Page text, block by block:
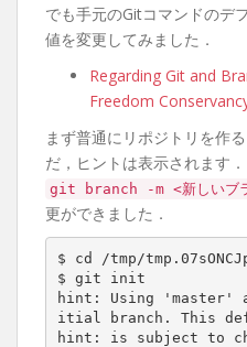
でも手元のGitコマンドのデ
値を変更してみました．
Regarding Git and
Freedom
まず普通にリポジトリを作
だ，ヒントは表示されます．
git branch -m <新しいブ
更ができました．
$ cd /tmp/
$ git init
hint: Using 'master'
itial branch. This
hint: is subject to